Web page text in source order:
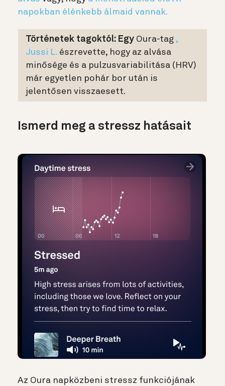
napokban élénkebb álmaid vannak.
Történetek tagoktól: Egy Oura-tag ,
Jussi L. észrevette, hogy az alvása
minősége és a pulzusvariabilitása (HRV)
már egyetlen pohár bor után is
jelentősen visszaesett.
Ismerd meg a stressz hatásait
Az Oura napközbeni stressz funkciójának